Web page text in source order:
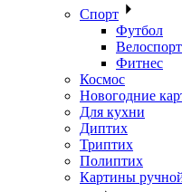
Спорт
Футбол
Велоспорт
Фитнес
Космос
Новогодние
Для кухни
Диптих
Триптих
Полиптих
Картины